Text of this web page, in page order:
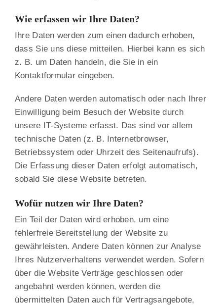
Wie erfassen wir Ihre Daten?
Ihre Daten werden zum einen dadurch erhoben,
dass Sie uns diese mitteilen. Hierbei kann es sich
z. B. um Daten handeln, die Sie in ein
Kontaktformular eingeben.
Andere Daten werden automatisch oder nach Ihrer
Einwilligung beim Besuch der Website durch
unsere IT-Systeme erfasst. Das sind vor allem
technische Daten (z. B. Internetbrowser,
Betriebssystem oder Uhrzeit des Seitenaufrufs).
Die Erfassung dieser Daten erfolgt automatisch,
sobald Sie diese Website betreten.
Wofür nutzen wir Ihre Daten?
Ein Teil der Daten wird erhoben, um eine
fehlerfreie Bereitstellung der Website zu
gewährleisten. Andere Daten können zur Analyse
Ihres Nutzerverhaltens verwendet werden. Sofern
über die Website Verträge geschlossen oder
angebahnt werden können, werden die
übermittelten Daten auch für Vertragsangebote,